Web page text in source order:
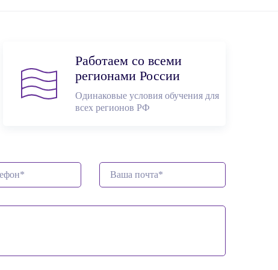
Работаем со всеми
регионами России
Одинаковые условия обучения для
всех регионов РФ